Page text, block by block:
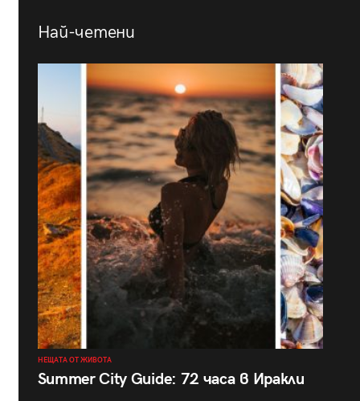
Най-четени
НЕЩАТА ОТ ЖИВОТА
Summer City Guide: 72 часа в Иракли